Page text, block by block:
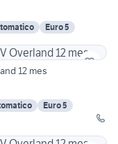
Euro 5
12 mes
Euro 5